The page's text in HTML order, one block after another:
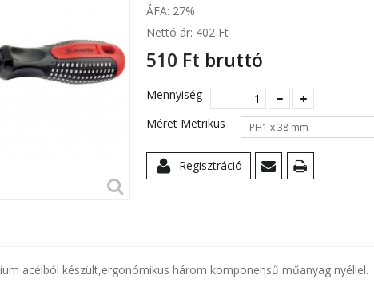
ÁFA: 27%
Nettó ár: 402 Ft‎
510 Ft‎ bruttó
Mennyiség
Méret Metrikus
PH1 x 38 mm
Regisztráció
acélból készült,ergonómikus három komponensű műanyag nyéllel.